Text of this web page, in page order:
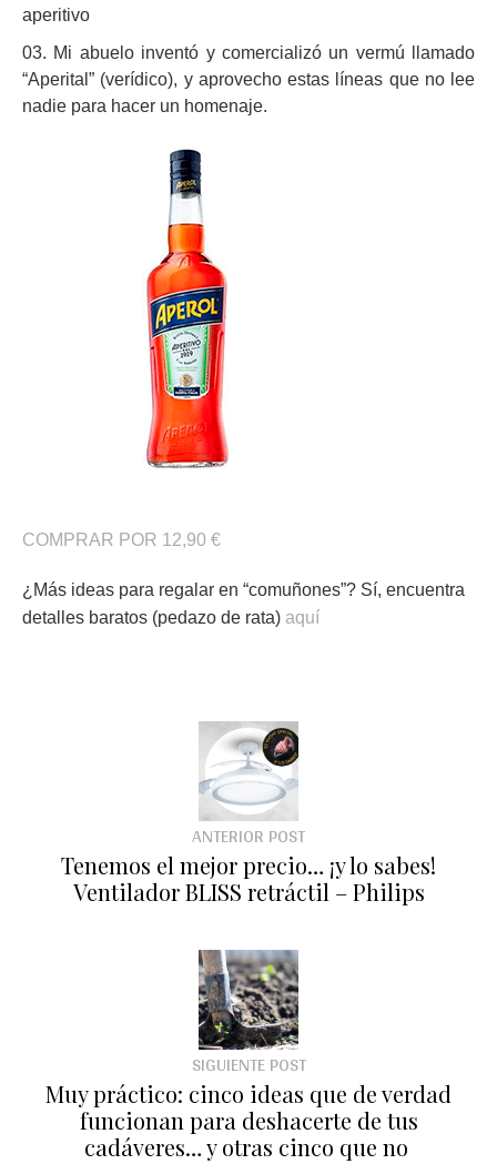
aperitivo
Mi abuelo inventó y comercializó un vermú llamado
“Aperital” (verídico), y aprovecho estas líneas que no lee
nadie para hacer un homenaje.
COMPRAR POR 12,90 €
¿Más ideas para regalar en “comuñones”? Sí, encuentra
detalles baratos (pedazo de rata) aquí
ANTERIOR POST
Tenemos el mejor precio… ¡y lo sabes!
Ventilador BLISS retráctil – Philips
SIGUIENTE POST
Muy práctico: cinco ideas que de verdad
funcionan para deshacerte de tus
cadáveres… y otras cinco que no